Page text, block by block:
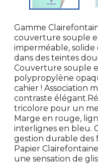
Gamme
couverture souple
imperméable,
dans des teintes
Couverture souple
polypropylène
cahier ! Association
contraste
tricolore pour un
Marge en rouge,
interlignes en bleu.
gestion durable des
Papier
une sensation de